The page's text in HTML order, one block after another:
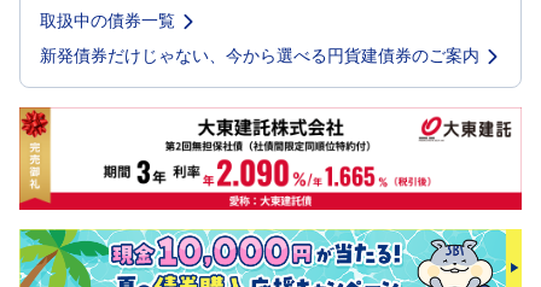
債
FX
お
ま
か
せ
投
資
PICK
UP
取扱中の債券一覧
新発債券だけじゃない、今から選べる円貨建債券のご案内